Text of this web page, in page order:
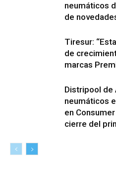
neumáticos
de
Tiresur:
de
marcas
Distripool de
neumáticos
en
cierre del